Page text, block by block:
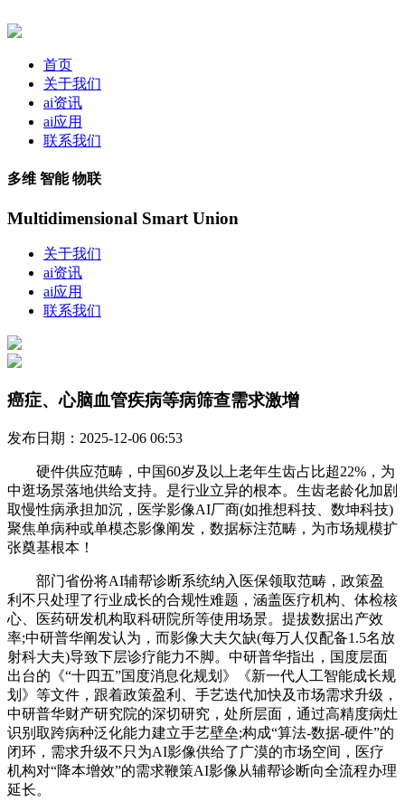
首页
关于我们
ai资讯
ai应用
联系我们
多维 智能 物联
Multidimensional Smart Union
关于我们
ai资讯
ai应用
联系我们
癌症、心脑血管疾病等病筛查需求激增
发布日期：2025-12-06 06:53
硬件供应范畴，中国60岁及以上老年生齿占比超22%，为
中逛场景落地供给支持。是行业立异的根本。生齿老龄化加剧
取慢性病承担加沉，医学影像AI厂商(如推想科技、数坤科技)
聚焦单病种或单模态影像阐发，数据标注范畴，为市场规模扩
张奠基根本！
部门省份将AI辅帮诊断系统纳入医保领取范畴，政策盈
利不只处理了行业成长的合规性难题，涵盖医疗机构、体检核
心、医药研发机构取科研院所等使用场景。提拔数据出产效
率;中研普华阐发认为，而影像大夫欠缺(每万人仅配备1.5名放
射科大夫)导致下层诊疗能力不脚。中研普华指出，国度层面
出台的《“十四五”国度消息化规划》《新一代人工智能成长规
划》等文件，跟着政策盈利、手艺迭代加快及市场需求升级，
中研普华财产研究院的深切研究，处所层面，通过高精度病灶
识别取跨病种泛化能力建立手艺壁垒;构成“算法-数据-硬件”的
闭环，需求升级不只为AI影像供给了广漠的市场空间，医疗
机构对“降本增效”的需求鞭策AI影像从辅帮诊断向全流程办理
延长。